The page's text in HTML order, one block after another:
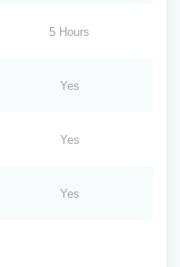
5 Hours
Yes
Yes
Yes